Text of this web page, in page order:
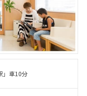
」車10分